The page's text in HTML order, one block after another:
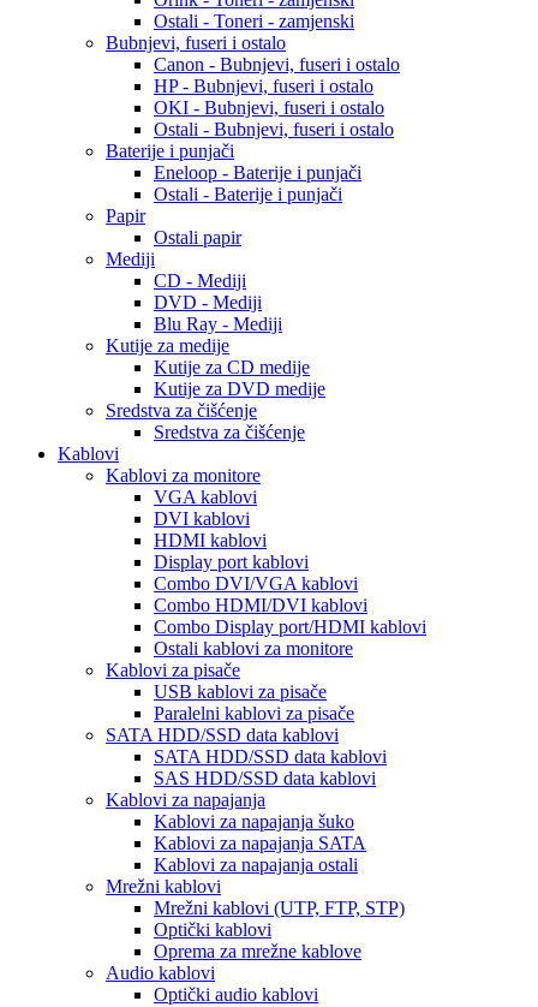
Ostali - Toneri - zamjenski
Bubnjevi, fuseri i ostalo
Canon - Bubnjevi, fuseri i ostalo
HP - Bubnjevi, fuseri i ostalo
OKI - Bubnjevi, fuseri i ostalo
Ostali - Bubnjevi, fuseri i ostalo
Baterije i punjači
Eneloop - Baterije i punjači
Ostali - Baterije i punjači
Papir
Ostali papir
Mediji
CD - Mediji
DVD - Mediji
Blu Ray - Mediji
Kutije za medije
Kutije za CD medije
Kutije za DVD medije
Sredstva za čišćenje
Sredstva za čišćenje
Kablovi
Kablovi za monitore
VGA kablovi
DVI kablovi
HDMI kablovi
Display port kablovi
Combo DVI/VGA kablovi
Combo HDMI/DVI kablovi
Combo Display port/HDMI kablovi
Ostali kablovi za monitore
Kablovi za pisače
USB kablovi za pisače
Paralelni kablovi za pisače
SATA HDD/SSD data kablovi
SATA HDD/SSD data kablovi
SAS HDD/SSD data kablovi
Kablovi za napajanja
Kablovi za napajanja šuko
Kablovi za napajanja SATA
Kablovi za napajanja ostali
Mrežni kablovi
Mrežni kablovi (UTP, FTP, STP)
Optički kablovi
Oprema za mrežne kablove
Audio kablovi
Optički audio kablovi